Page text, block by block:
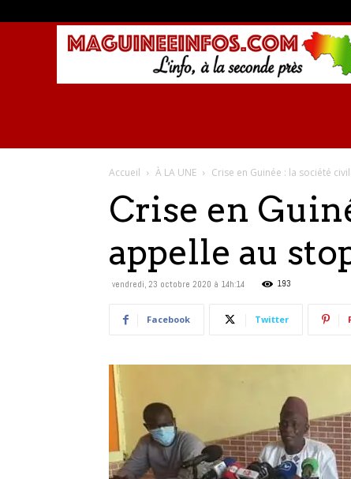
Accueil À LA UNE Crise en Guinée : la société
Crise en
appelle au
vendredi, 23 octobre 2020 à 14h:14 193
Facebook Twitter